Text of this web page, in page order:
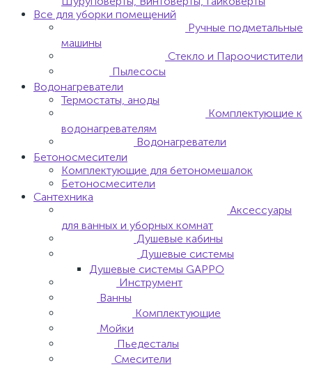
Все для уборки помещений
Ручные подметальные
машины
Стекло и Пароочистители
Пылесосы
Водонагреватели
Термостаты, аноды
Комплектующие к
водонагревателям
Водонагреватели
Бетоносмесители
Комплектующие для бетономешалок
Бетоносмесители
Сантехника
Аксессуары
для ванных и уборных комнат
Душевые кабины
Душевые системы
Душевые системы GAPPO
Инструмент
Ванны
Комплектующие
Мойки
Пьедесталы
Смесители